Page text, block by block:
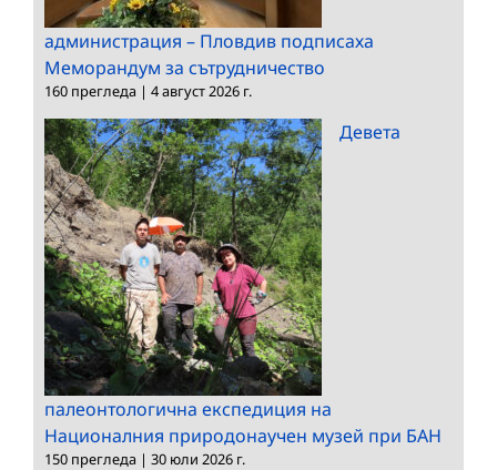
администрация – Пловдив подписаха
Меморандум за сътрудничество
160 прегледа | 4 август 2026 г.
Девета
палеонтологична експедиция на
Националния природонаучен музей при БАН
150 прегледа | 30 юли 2026 г.